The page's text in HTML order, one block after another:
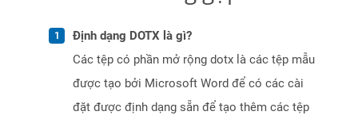
Định dạng DOTX là gì?
Các tệp có phần mở rộng dotx là các tệp mẫu
được tạo bởi Microsoft Word để có các cài
đặt được định dạng sẵn để tạo thêm các tệp